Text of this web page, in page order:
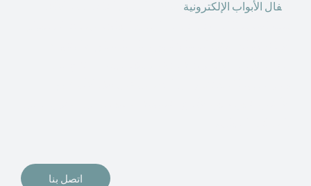
فال الأبواب الإلكترونية
اتصل بنا